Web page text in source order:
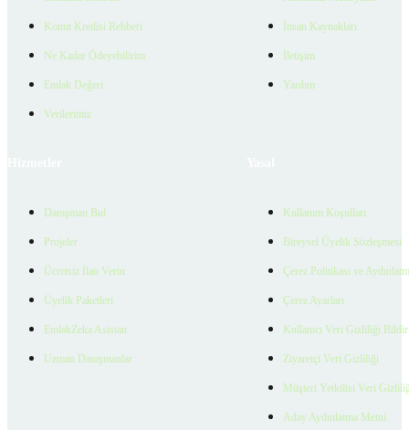
Konut Kredisi Rehberi
Ne Kadar Ödeyebilirim
Emlak Değeri
Verilerimiz
İnsan Kaynakları
İletişim
Yardım
Danışman Bul
Projeler
Ücretsiz İlan Verin
Üyelik Paketleri
EmlakZeka Asistan
Uzman Danışmanlar
Kullanım Koşulları
Bireysel Üyelik Sözleşmesi
Çerez Politikası ve
Çerez Ayarları
Kullanıcı Veri Gizliliği
Ziyaretçi Veri Gizliliği
Müşteri Yetkilisi Veri
Aday Aydınlatma Metni